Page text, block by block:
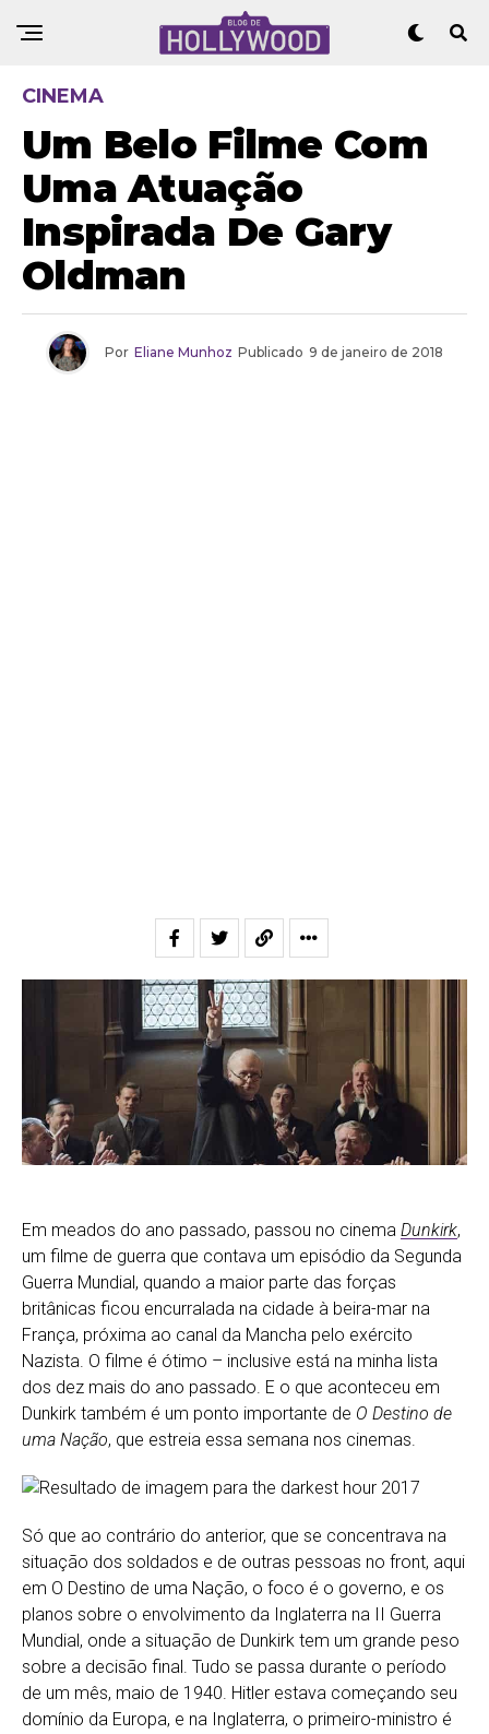
CINEMA
Um Belo Filme Com
Uma Atuação
Inspirada De Gary
Oldman
Por Eliane Munhoz Publicado 9 de janeiro de 2018
Em meados do ano passado, passou no cinema Dunkirk,
um filme de guerra que contava um episódio da Segunda
Guerra Mundial, quando a maior parte das forças
britânicas ficou encurralada na cidade à beira-mar na
França, próxima ao canal da Mancha pelo exército
Nazista. O filme é ótimo – inclusive está na minha lista
dos dez mais do ano passado. E o que aconteceu em
Dunkirk também é um ponto importante de O Destino de
uma Nação, que estreia essa semana nos cinemas.
Só que ao contrário do anterior, que se concentrava na
situação dos soldados e de outras pessoas no front, aqui
em O Destino de uma Nação, o foco é o governo, e os
planos sobre o envolvimento da Inglaterra na II Guerra
Mundial, onde a situação de Dunkirk tem um grande peso
sobre a decisão final. Tudo se passa durante o período
de um mês, maio de 1940. Hitler estava começando seu
domínio da Europa, e na Inglaterra, o primeiro-ministro é